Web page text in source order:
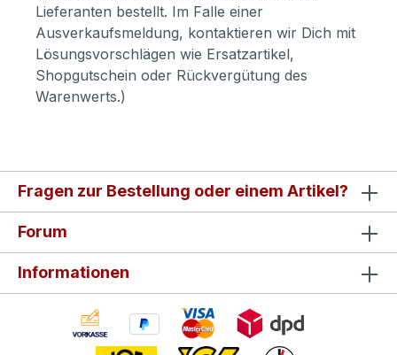
Lieferanten bestellt. Im Falle einer
Ausverkaufsmeldung, kontaktieren wir Dich mit
Lösungsvorschlägen wie Ersatzartikel,
Shopgutschein oder Rückvergütung des
Warenwerts.)
Fragen zur Bestellung oder einem Artikel?
Forum
Informationen